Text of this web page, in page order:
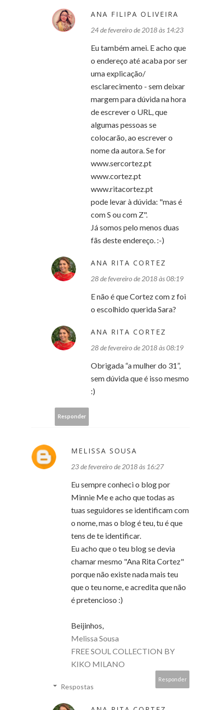
ANA FILIPA OLIVEIRA
24 de fevereiro de 2018 às 14:23
Eu também amei. E acho que
o endereço até acaba por ser
uma explicação/
esclarecimento - sem deixar
margem para dúvida na hora
de escrever o URL, que
algumas pessoas se
colocarão, ao escrever o
nome da autora. Se for
www.sercortez.pt
www.cortez.pt
www.ritacortez.pt
pode levar à dúvida: "mas é
com S ou com Z".
Já somos pelo menos duas
fãs deste endereço. :-)
ANA RITA CORTEZ
28 de fevereiro de 2018 às 08:19
E não é que Cortez com z foi
o escolhido querida Sara?
ANA RITA CORTEZ
28 de fevereiro de 2018 às 08:19
Obrigada “a mulher do 31”,
sem dúvida que é isso mesmo
:)
Responder
MELISSA SOUSA
23 de fevereiro de 2018 às 16:27
Eu sempre conheci o blog por
Minnie Me e acho que todas as
tuas seguidores se identificam com
o nome, mas o blog é teu, tu é que
tens de te identificar.
Eu acho que o teu blog se devia
chamar mesmo "Ana Rita Cortez"
porque não existe nada mais teu
que o teu nome, e acredita que não
é pretencioso :)
Beijinhos,
Melissa Sousa
FREE SOUL COLLECTION BY
KIKO MILANO
Responder
Respostas